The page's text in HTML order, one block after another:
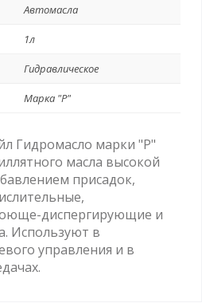
Автомасла
1л
Гидравлическое
Марка "Р"
Гидромасло марки "Р"
масла высокой
присадок,
диспергирующие и
Используют в
управления и в